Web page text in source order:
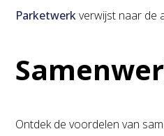
Parketwerkverwijst naar de
Ontdek de voordelen van